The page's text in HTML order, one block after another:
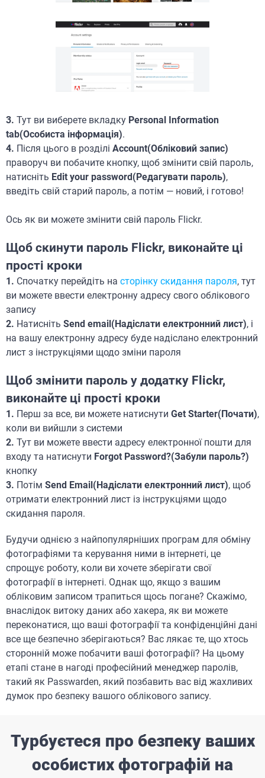
3. Тут ви виберете вкладку Personal Information
tab(Особиста інформація).
4. Після цього в розділі Account(Обліковий запис)
праворуч ви побачите кнопку, щоб змінити свій пароль,
натисніть Edit your password(Редагувати пароль),
введіть свій старий пароль, а потім — новий, і готово!
Ось як ви можете змінити свій пароль Flickr.
Щоб скинути пароль Flickr, виконайте ці
прості кроки
1. Спочатку перейдіть на сторінку скидання пароля, тут
ви можете ввести електронну адресу свого облікового
запису
2. Натисніть Send email(Надіслати електронний лист), і
на вашу електронну адресу буде надіслано електронний
лист з інструкціями щодо зміни пароля
Щоб змінити пароль у додатку Flickr,
виконайте ці прості кроки
1. Перш за все, ви можете натиснути Get Starter(Почати),
коли ви вийшли з системи
2. Тут ви можете ввести адресу електронної пошти для
входу та натиснути Forgot Password?(Забули пароль?)
кнопку
3. Потім Send Email(Надіслати електронний лист), щоб
отримати електронний лист із інструкціями щодо
скидання пароля.
Будучи однією з найпопулярніших програм для обміну
фотографіями та керування ними в інтернеті, це
спрощує роботу, коли ви хочете зберігати свої
фотографії в інтернеті. Однак що, якщо з вашим
обліковим записом трапиться щось погане? Скажімо,
внаслідок витоку даних або хакера, як ви можете
переконатися, що ваші фотографії та конфіденційні дані
все ще безпечно зберігаються? Вас лякає те, що хтось
сторонній може побачити ваші фотографії? На цьому
етапі стане в нагоді професійний менеджер паролів,
такий як Passwarden, який позбавить вас від жахливих
думок про безпеку вашого облікового запису.
Турбуєтеся про безпеку ваших
особистих фотографій на